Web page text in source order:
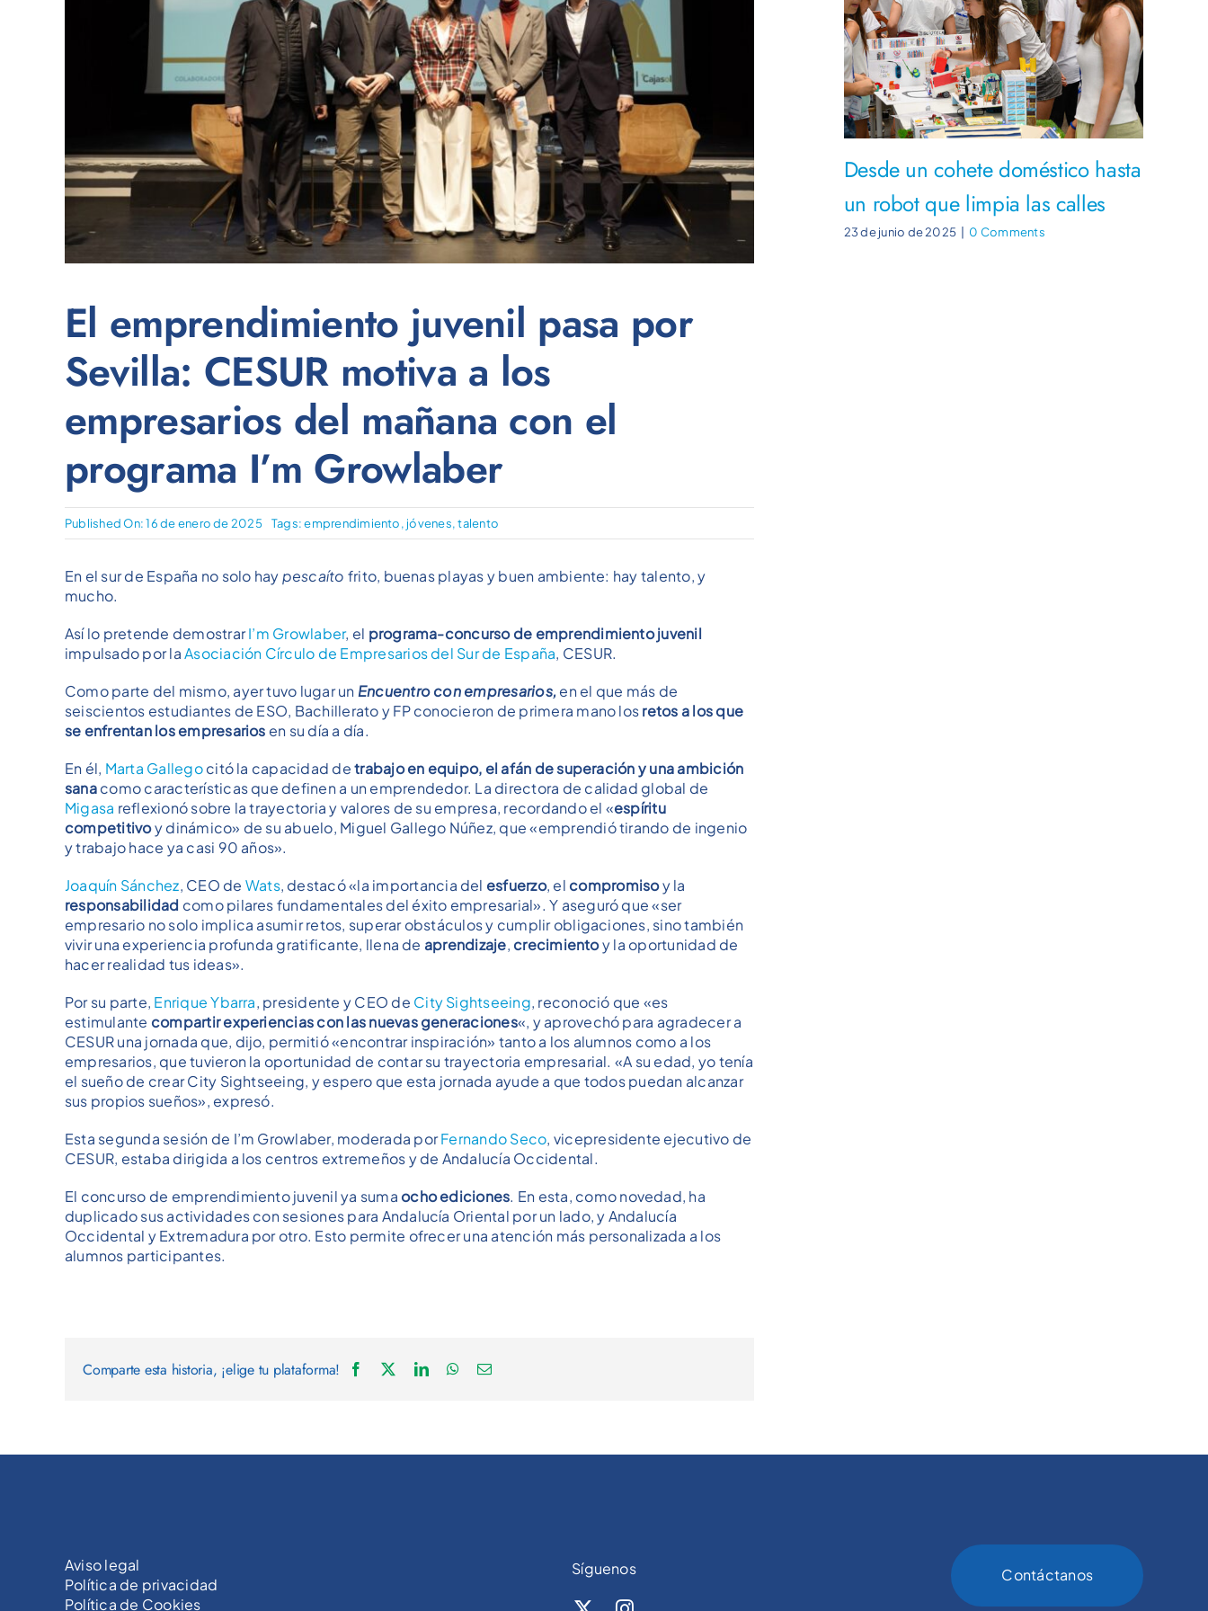
El emprendimiento juvenil pasa por
Sevilla: CESUR motiva a los
empresarios del mañana con el
programa I’m Growlaber
Published On: 16 de enero de 2025 Tags:emprendimiento, jóvenes,talento
En el sur de España no solo haypescaíto frito, buenas playas y buen ambiente: hay talento, y
mucho.
Así lo pretende demostrarI’m Growlaber, el programa-concurso de emprendimiento juvenil
impulsado por laAsociación Círculo de Empresarios del Sur de España, CESUR.
Como parte del mismo, ayer tuvo lugar unEncuentro con empresarios, en el que más de
seiscientos estudiantes de ESO, Bachillerato y FP conocieron de primera mano losretos a los que
se enfrentan los empresarios en su día a día.
En él, Marta Gallegocitó la capacidad detrabajo en equipo, el afán de superación y una ambición
sanacomo características que definen a un emprendedor. La directora de calidad global de
Migasa reflexionó sobre la trayectoria y valores de su empresa, recordando el «espíritu
competitivoy dinámico» de su abuelo, Miguel Gallego Núñez, que «emprendió tirando de ingenio
y trabajo hace ya casi 90 años».
Joaquín Sánchez, CEO de Wats, destacó «la importancia del esfuerzo, el compromisoy la
responsabilidad como pilares fundamentales del éxito empresarial». Y aseguró que «ser
empresario no solo implica asumir retos, superar obstáculos y cumplir obligaciones, sino también
vivir una experiencia profunda gratificante, llena de aprendizaje, crecimientoy la oportunidad de
hacer realidad tus ideas».
Por su parte, Enrique Ybarra, presidente y CEO de City Sightseeing, reconoció que «es
estimulante compartir experiencias con las nuevas generaciones«, y aprovechó para agradecer a
CESUR una jornada que, dijo, permitió «encontrar inspiración» tanto a los alumnos como a los
empresarios, que tuvieron la oportunidad de contar su trayectoria empresarial. «A su edad, yo tenía
el sueño de crear City Sightseeing, y espero que esta jornada ayude a que todos puedan alcanzar
sus propios sueños», expresó.
Esta segunda sesión de I’m Growlaber, moderada porFernando Seco, vicepresidente ejecutivo de
CESUR, estaba dirigida a los centros extremeños y de Andalucía Occidental.
El concurso de emprendimiento juvenil ya suma ocho ediciones. En esta, como novedad, ha
duplicado sus actividades con sesiones para Andalucía Oriental por un lado, y Andalucía
Occidental y Extremadura por otro. Esto permite ofrecer una atención más personalizada a los
alumnos participantes.
Comparte esta historia, ¡elige tu plataforma!
Desde un cohete doméstico hasta
un robot que limpia las calles
23 de junio de 2025 0 Comments
Aviso legal
Política de privacidad
Política de Cookies
Síguenos Contáctanos